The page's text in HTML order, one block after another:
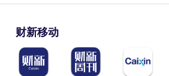
财新移动